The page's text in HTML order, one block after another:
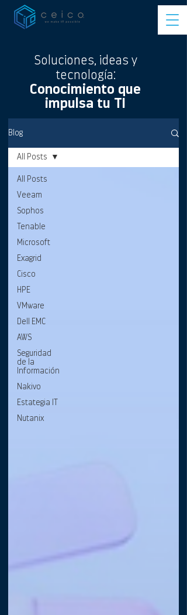
Soluciones, ideas y
tecnología:
Conocimiento que
impulsa tu TI
Blog
All Posts
Veeam
Sophos
Tenable
Microsoft
Exagrid
Cisco
HPE
VMware
Dell EMC
AWS
Seguridad
de la
Información
Nakivo
Estategia IT
Nutanix
All Posts